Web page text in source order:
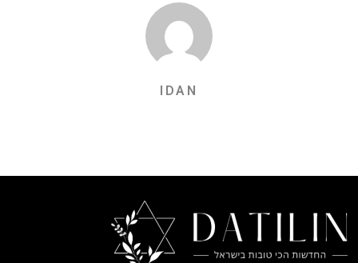
IDAN